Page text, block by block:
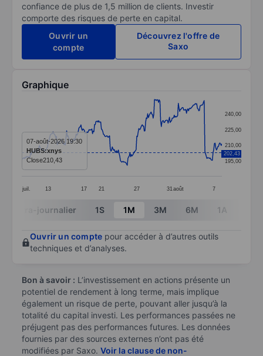
confiance de plus de 1,5 million de clients. Investir
comporte des risques de perte en capital.
Ouvrir un
compte
Découvrez l'offre de
Saxo
Graphique
Line chart with 295 data points.
The chart has 1 X axis displaying categories.
The chart has 1 Y axis displaying values. Data ranges
juil. 13 17 21 27 31 août 7
195,00
210,00
225,00
240,00
202,43
07-août-2026 19:30
HUBS:xnys
Close210,43
End of interactive chart.
Intra-journalier 1S 1M 3M 6M 1A
Ouvrir un compte pour accéder à d’autres outils
techniques et d’analyses.
Bon à savoir : L’investissement en actions présente un
potentiel de rendement à long terme, mais implique
également un risque de perte, pouvant aller jusqu’à la
totalité du capital investi. Les performances passées ne
préjugent pas des performances futures. Les données
fournies par des sources externes n’ont pas été
modifiées par Saxo. Voir la clause de non-